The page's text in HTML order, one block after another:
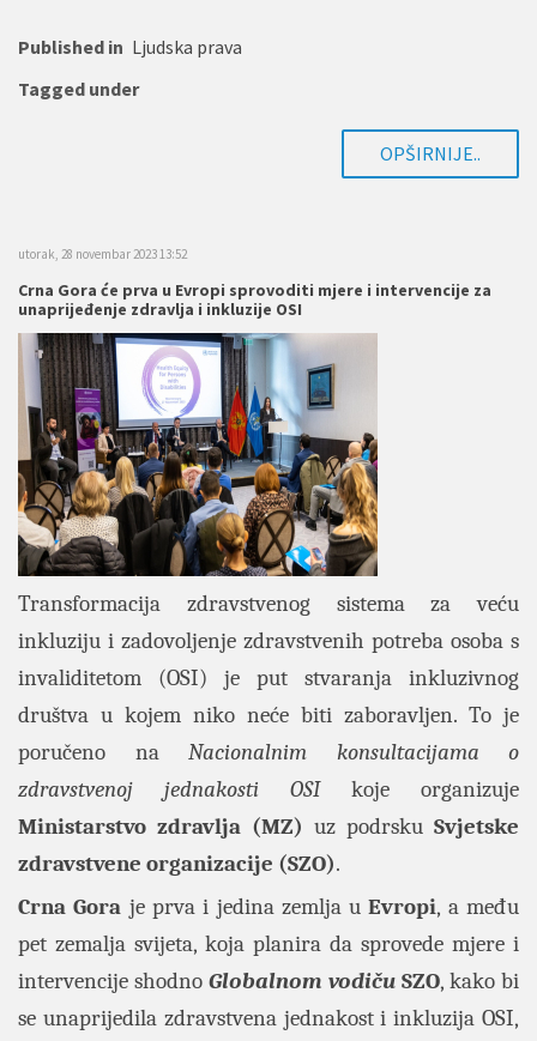
Published in Ljudska prava
Tagged under
OPŠIRNIJE..
utorak, 28 novembar 2023 13:52
Crna Gora će prva u Evropi sprovoditi mjere i intervencije za
unaprijeđenje zdravlja i inkluzije OSI
Transformacija zdravstvenog sistema za veću
inkluziju i zadovoljenje zdravstvenih potreba osoba s
invaliditetom (OSI) je put stvaranja inkluzivnog
društva u kojem niko neće biti zaboravljen. To je
poručeno na Nacionalnim konsultacijama o
zdravstvenoj jednakosti OSIkoje organizuje
Ministarstvo zdravlja (MZ) uz podrsku Svjetske
zdravstvene organizacije (SZO).
Crna Gora je prva i jedina zemlja uEvropi, a među
pet zemalja svijeta, koja planira da sprovede mjere i
intervencije shodno Globalnom vodiču SZO, kako bi
se unaprijedila zdravstvena jednakost i inkluzija OSI,